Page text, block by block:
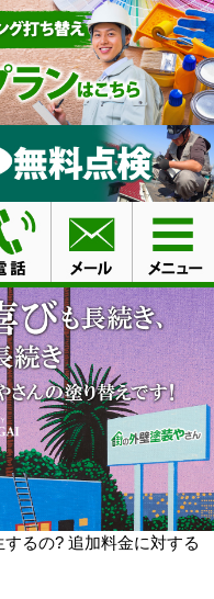
るの? 追加料金に対する